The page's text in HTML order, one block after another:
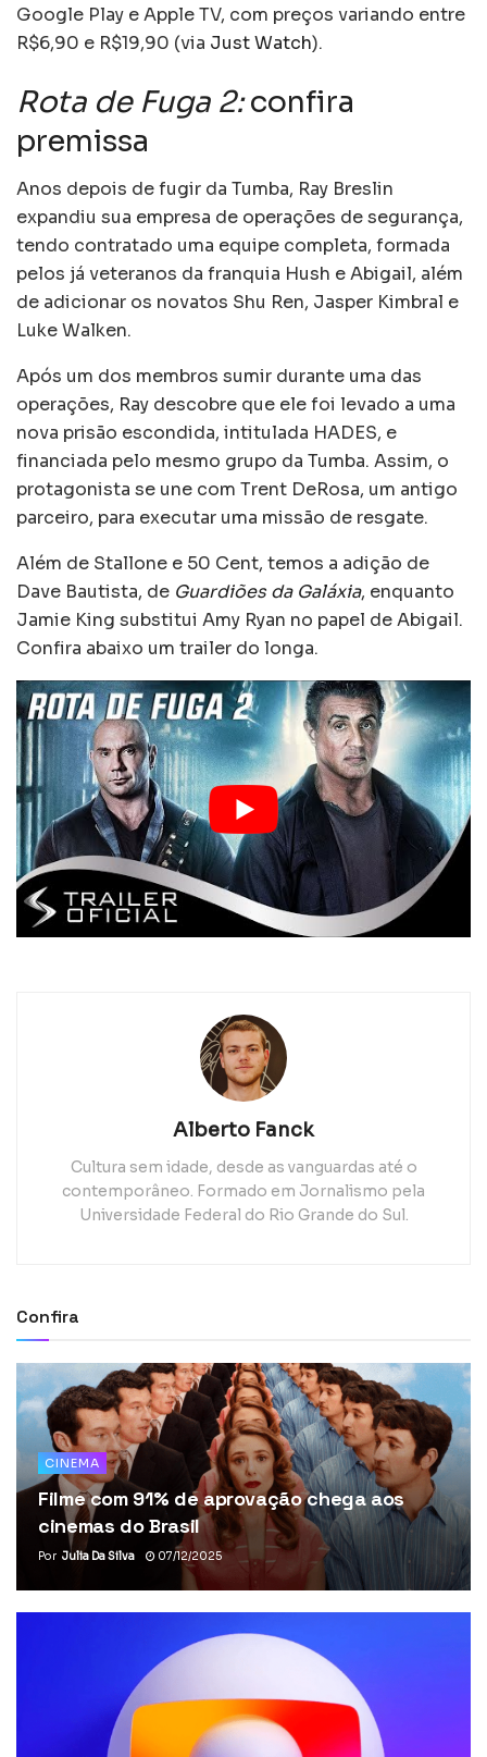
Google Play e Apple TV, com preços variando entre
R$6,90 e R$19,90 (via Just Watch).
Rota de Fuga 2:confira
premissa
Anos depois de fugir da Tumba, Ray Breslin
expandiu sua empresa de operações de segurança,
tendo contratado uma equipe completa, formada
pelos já veteranos da franquia Hush e Abigail, além
de adicionar os novatos Shu Ren, Jasper Kimbral e
Luke Walken.
Após um dos membros sumir durante uma das
operações, Ray descobre que ele foi levado a uma
nova prisão escondida, intitulada HADES, e
financiada pelo mesmo grupo da Tumba. Assim, o
protagonista se une com Trent DeRosa, um antigo
parceiro, para executar uma missão de resgate.
Além de Stallone e 50 Cent, temos a adição de
Dave Bautista, de Guardiões da Galáxia, enquanto
Jamie King substitui Amy Ryan no papel de Abigail.
Confira abaixo um trailer do longa.
Alberto Fanck
Cultura sem idade, desde as vanguardas até o
contemporâneo. Formado em Jornalismo pela
Universidade Federal do Rio Grande do Sul.
Confira
CINEMA
Filme com 91% de aprovação chega aos
cinemas do Brasil
Por Julia Da Silva 07/12/2025